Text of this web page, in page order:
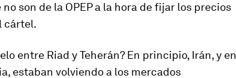
son de la OPEP a la hora de fijar los precios
cártel.
entre Riad y Teherán? En principio, Irán, y en
estaban volviendo a los mercados